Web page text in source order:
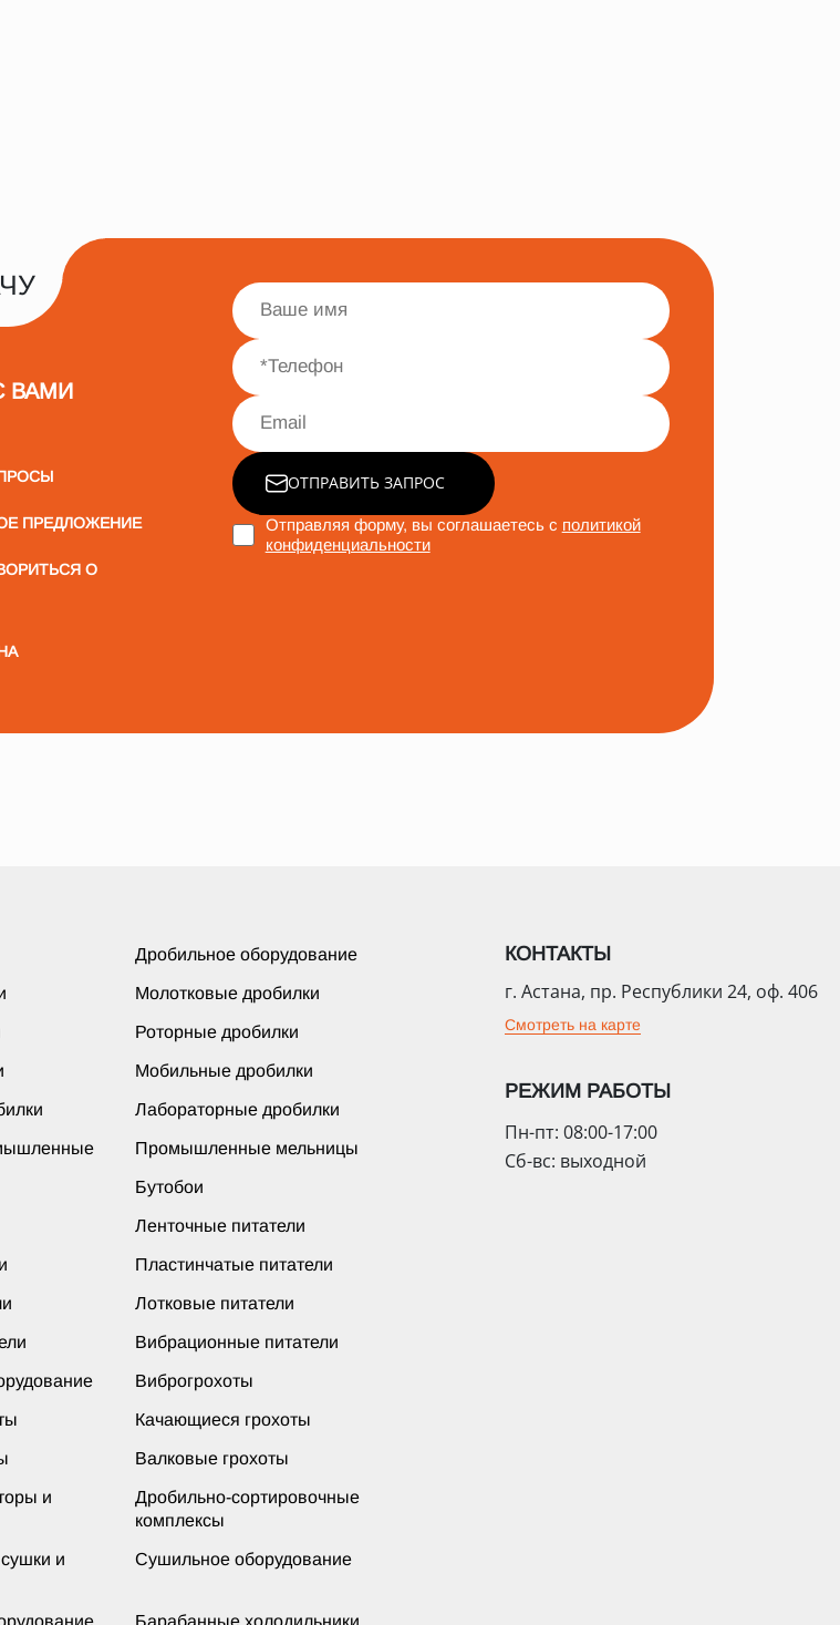
ВАМИ
ПРЕДЛОЖЕНИЕ
О
ОТПРАВИТЬ ЗАПРОС
Отправляя форму, вы соглашаетесь с политикой
конфиденциальности
Дробильное оборудование
Молотковые дробилки
Роторные дробилки
Мобильные дробилки
Лабораторные дробилки
Промышленные мельницы
Бутобои
Ленточные питатели
Пластинчатые питатели
Лотковые питатели
Вибрационные питатели
Виброгрохоты
Качающиеся грохоты
Валковые грохоты
и
Дробильно-сортировочные
комплексы
и
Сушильное оборудование
Барабанные холодильники
КОНТАКТЫ
г. Астана, пр. Республики 24, оф. 406
Смотреть на карте
РЕЖИМ РАБОТЫ
Пн-пт: 08:00-17:00
Сб-вс: выходной